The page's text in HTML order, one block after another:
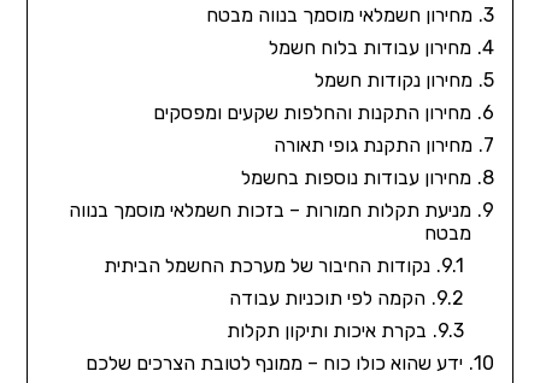
מחירון חשמלאי מוסמך בנווה מבטח
מחירון עבודות בלוח חשמל
מחירון נקודות חשמל
מחירון התקנות והחלפות שקעים ומפסקים
מחירון התקנת גופי תאורה
מחירון עבודות נוספות בחשמל
מניעת תקלות חמורות – בזכות חשמלאי מוסמך בנווה
מבטח
נקודות החיבור של מערכת החשמל הביתית
הקמה לפי תוכניות עבודה
בקרת איכות ותיקון תקלות
ידע שהוא כולו כוח – ממונף לטובת הצרכים שלכם